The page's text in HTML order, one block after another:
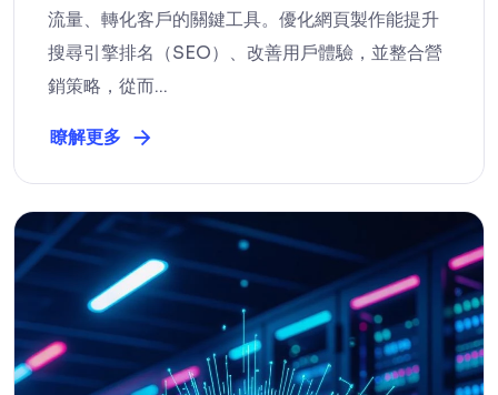
流量、轉化客戶的關鍵工具。優化網頁製作能提升
搜尋引擎排名（SEO）、改善用戶體驗，並整合營
銷策略，從而...
瞭解更多